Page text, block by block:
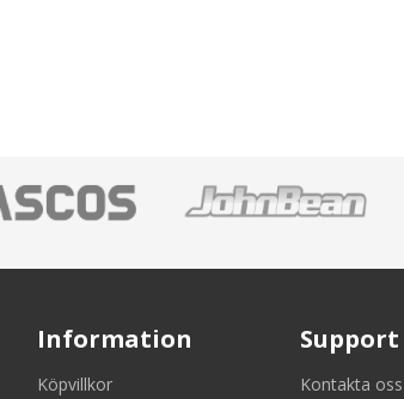
Information
Köpvillkor
Support
Kontakta oss